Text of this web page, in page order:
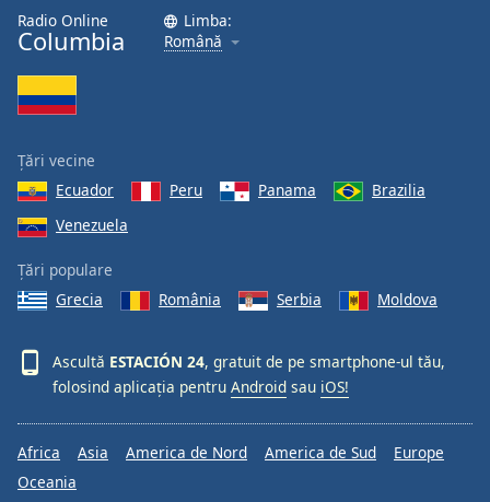
Font
Family
Close
Modal
Dialog
End
dialog
window.
Radio Online
Columbia
Limba:
Română
Țări vecine
Ecuador
Peru Panama
Brazilia
Venezuela
Țări populare
Grecia
România Serbia Moldova
Ascultă ESTACIÓN 24, gratuit de pe smartphone-ul tău,
folosind aplicația pentru Android sau iOS!
Africa Asia America de Nord America de Sud
Europe
Oceania